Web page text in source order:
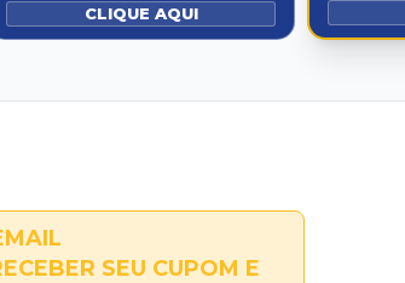
CLIQUE AQUI
SEU CUPOM E